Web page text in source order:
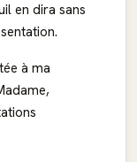
en dira sans
à ma